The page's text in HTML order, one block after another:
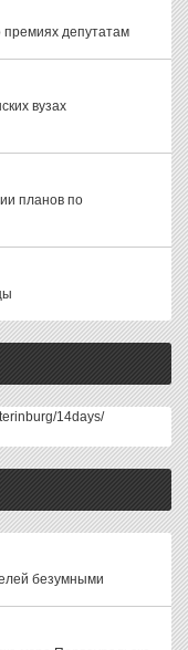
депутатам
вузах
планов по
14days/
безумными